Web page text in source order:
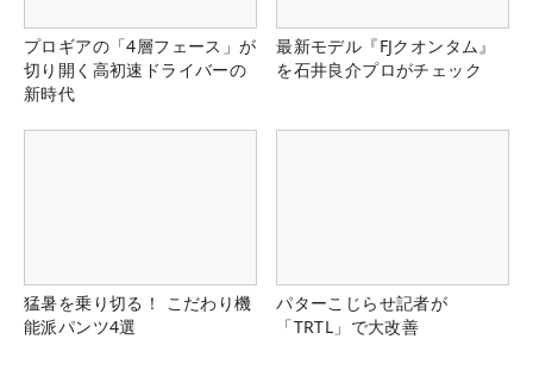
プロギアの「4層フェース」が
切り開く高初速ドライバーの
新時代
最新モデル『FJクオンタム』
を石井良介プロがチェック
猛暑を乗り切る！ こだわり機
能派パンツ4選
パターこじらせ記者が
「TRTL」で大改善